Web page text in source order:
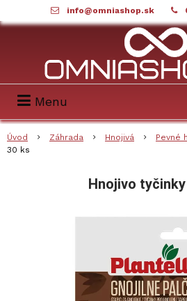
info@omniashop.sk
Menu
Úvod Záhrada Hnojivá Pevné
30 ks
Hnojivo